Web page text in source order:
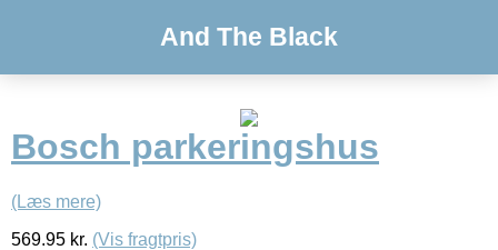
And The Black
Bosch parkeringshus
(Læs mere)
569.95 kr. (Vis fragtpris)